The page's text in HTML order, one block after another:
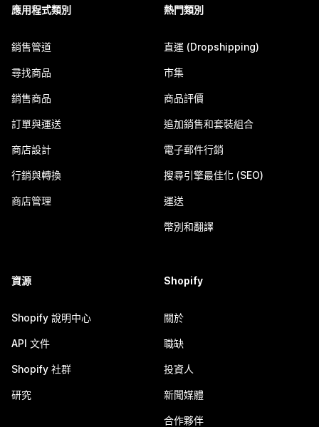
應用程式類別
銷售管道
尋找商品
銷售商品
訂單與運送
商店設計
行銷與轉換
商店管理
熱門類別
直運 (Dropshipping)
市集
商品評價
追加銷售和套裝組合
電子郵件行銷
搜尋引擎最佳化 (SEO)
運送
幣別和翻譯
資源
Shopify 說明中心
API 文件
Shopify 社群
研究
Shopify
關於
職缺
投資人
新聞媒體
合作夥伴